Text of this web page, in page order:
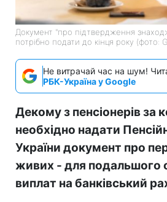
Документ "про підтвердження
потрібно подати до кінця року (фото:
Не витрачай час на шум!
РБК-Україна у Google
Декому з пенсіонерів за
необхідно надати
України документ про
живих - для подальшого
виплат на банківський